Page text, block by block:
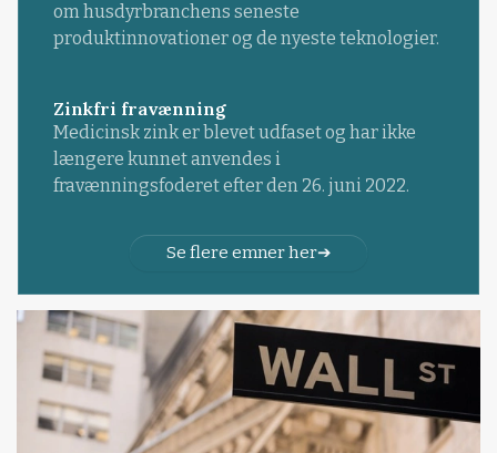
om husdyrbranchens seneste
produktinnovationer og de nyeste teknologier.
Zinkfri fravænning
Medicinsk zink er blevet udfaset og har ikke
længere kunnet anvendes i
fravænningsfoderet efter den 26. juni 2022.
Se flere emner her